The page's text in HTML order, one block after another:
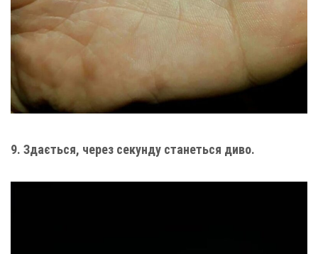
9. Здається, через секунду станеться диво.